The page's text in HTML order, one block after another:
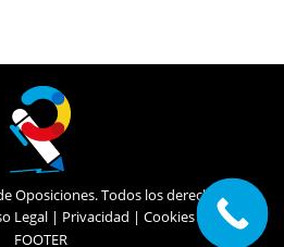
Oposiciones. Todos los derechos
Legal| Privacidad | Cookies
FOOTER